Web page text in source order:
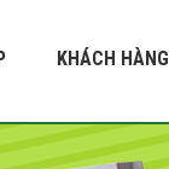
KHÁCH HÀNG